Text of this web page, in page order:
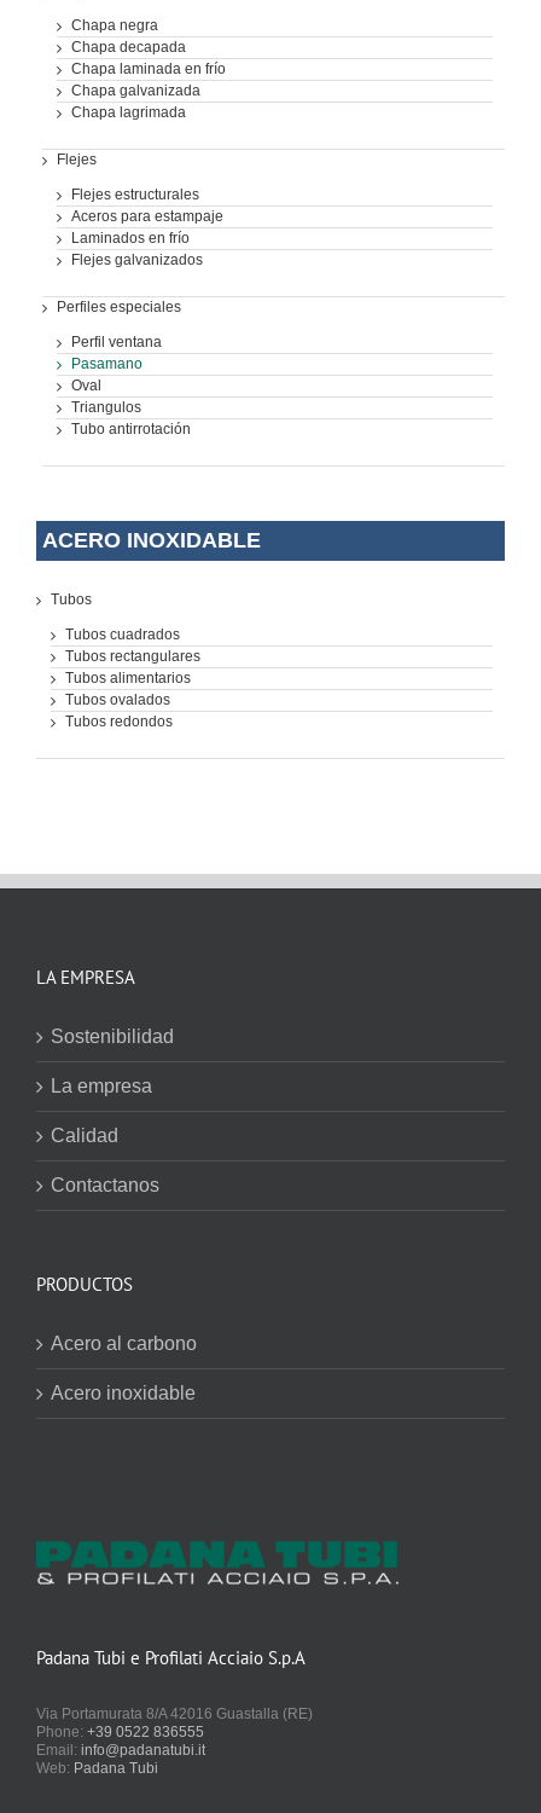
Chapa negra
Chapa decapada
Chapa laminada en frío
Chapa galvanizada
Chapa lagrimada
Flejes
Flejes estructurales
Aceros para estampaje
Laminados en frío
Flejes galvanizados
Perfiles especiales
Perfil ventana
Pasamano
Oval
Triangulos
Tubo antirrotación
ACERO INOXIDABLE
Tubos
Tubos cuadrados
Tubos rectangulares
Tubos alimentarios
Tubos ovalados
Tubos redondos
LA EMPRESA
Sostenibilidad
La empresa
Calidad
Contactanos
PRODUCTOS
Acero al carbono
Acero inoxidable
Padana Tubi e Profilati Acciaio S.p.A
Via Portamurata 8/A 42016 Guastalla (RE)
Phone: +39 0522 836555
Email: info@padanatubi.it
Web: Padana Tubi